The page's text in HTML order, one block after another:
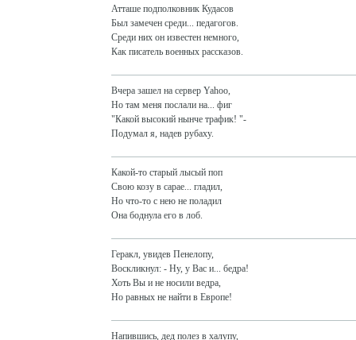
Атташе подполковник Кудасов
Был замечен среди... педагогов.
Среди них он известен немного,
Как писатель военных рассказов.
Вчера зашел на сервер Yahoo,
Но там меня послали на... фиг
"Какой высокий нынче трафик! "-
Подумал я, надев рубаху.
Какой-то старый лысый поп
Свою козу в сарае... гладил,
Но что-то с нею не поладил
Она боднула его в лоб.
Геракл, увидев Пенелопу,
Воскликнул: - Ну, у Вас и... бедра!
Хоть Вы и не носили ведра,
Но равных не найти в Европе!
Напившись, дед полез в халупу,